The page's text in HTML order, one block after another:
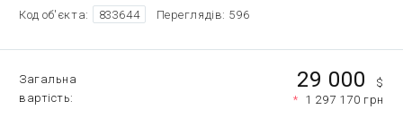
Код об'єкта: 833644 Переглядів: 596
Загальна
вартість
29 000
$
* 1 297 170 грн